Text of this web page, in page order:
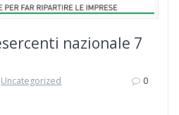
nazionale 7
Uncategorized
0